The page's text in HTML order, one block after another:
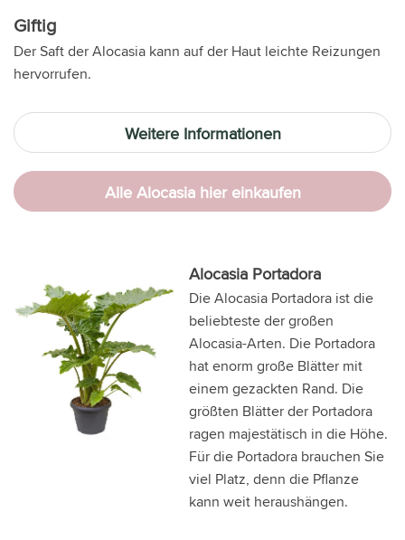
Giftig
Der Saft der Alocasia kann auf der Haut leichte Reizungen
hervorrufen.
Weitere Informationen
Alle Alocasia hier einkaufen
Alocasia Portadora
Die Alocasia Portadora ist die
beliebteste der großen
Alocasia-Arten. Die Portadora
hat enorm große Blätter mit
einem gezackten Rand. Die
größten Blätter der Portadora
ragen majestätisch in die Höhe.
Für die Portadora brauchen Sie
viel Platz, denn die Pflanze
kann weit heraushängen.